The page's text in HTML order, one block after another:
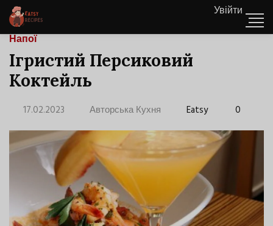
Увійти
Напої
Ігристий Персиковий
Коктейль
17.02.2023 Авторська Кухня Eatsy 0